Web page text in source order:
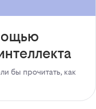
бы прочитать, как